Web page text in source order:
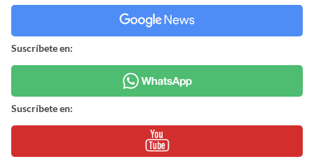
Suscríbete en:
Suscríbete en: